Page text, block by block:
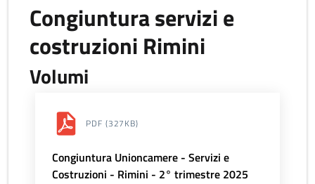
Congiuntura servizi e
costruzioni Rimini
Volumi
PDF (327KB)
Congiuntura Unioncamere - Servizi e
Costruzioni - Rimini - 2° trimestre 2025